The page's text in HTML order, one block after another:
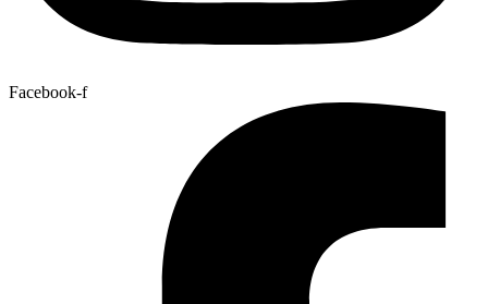
Facebook-f